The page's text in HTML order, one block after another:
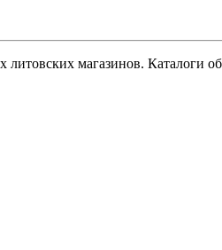
магазинов. Каталоги